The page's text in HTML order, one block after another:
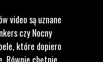
video są uznane
czy Nocny
które dopiero